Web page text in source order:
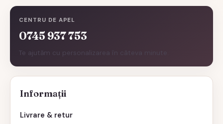
CENTRU DE APEL
0745 937 753
Te ajutăm cu personalizarea în câteva minute.
Informații
Livrare & retur